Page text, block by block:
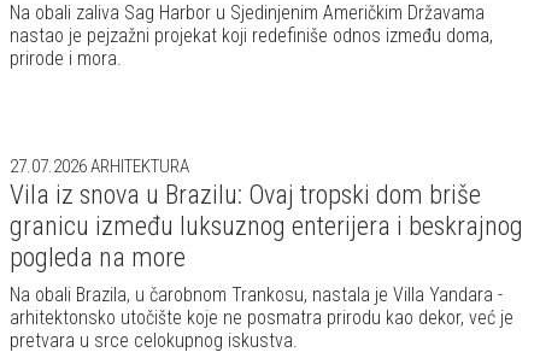
Na obali zaliva Sag Harbor u Sjedinjenim Američkim Državama
nastao je pejzažni projekat koji redefiniše odnos između doma,
prirode i mora.
27.07.2026ARHITEKTURA
Vila iz snova u Brazilu: Ovaj tropski dom briše
granicu između luksuznog enterijera i beskrajnog
pogleda na more
Na obali Brazila, u čarobnom Trankosu, nastala je Villa Yandara -
arhitektonsko utočište koje ne posmatra prirodu kao dekor, već je
pretvara u srce celokupnog iskustva.